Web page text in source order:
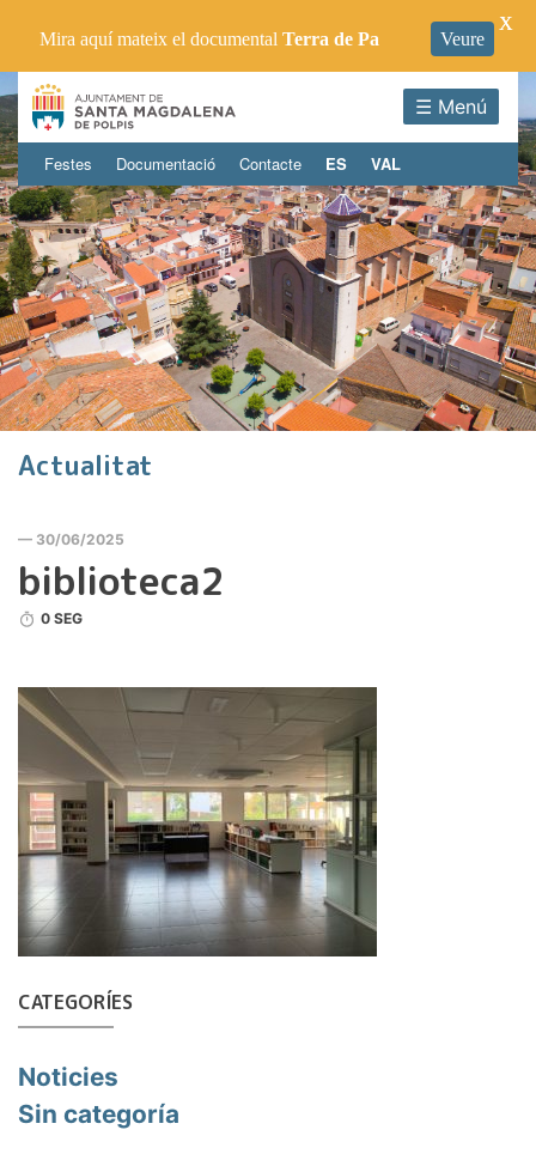
☰ Menú
Festes Documentació Contacte ES VAL
Actualitat
— 30/06/2025
biblioteca2
0 SEG
CATEGORÍES
Noticies
Sin categoría
Mira aquí mateix el documental Terra de Pa Veure
X